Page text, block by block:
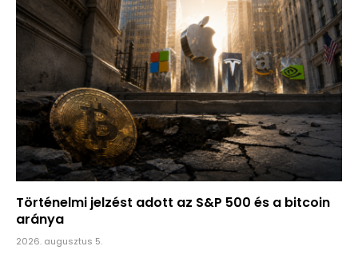
Történelmi jelzést adott az S&P 500 és a bitcoin
aránya
2026. augusztus 5.